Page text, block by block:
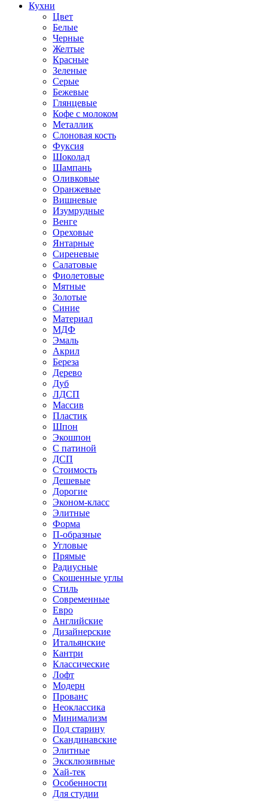
Кухни
Цвет
Белые
Черные
Желтые
Красные
Зеленые
Серые
Бежевые
Глянцевые
Кофе с молоком
Металлик
Слоновая кость
Фуксия
Шоколад
Шампань
Оливковые
Оранжевые
Вишневые
Изумрудные
Венге
Ореховые
Янтарные
Сиреневые
Салатовые
Фиолетовые
Мятные
Золотые
Синие
Материал
МДФ
Эмаль
Акрил
Береза
Дерево
Дуб
ЛДСП
Массив
Пластик
Шпон
Экошпон
С патиной
ДСП
Стоимость
Дешевые
Дорогие
Эконом-класс
Элитные
Форма
П-образные
Угловые
Прямые
Радиусные
Скошенные углы
Стиль
Современные
Евро
Английские
Дизайнерские
Итальянские
Кантри
Классические
Лофт
Модерн
Прованс
Неоклассика
Минимализм
Под старину
Скандинавские
Элитные
Эксклюзивные
Хай-тек
Особенности
Для студии